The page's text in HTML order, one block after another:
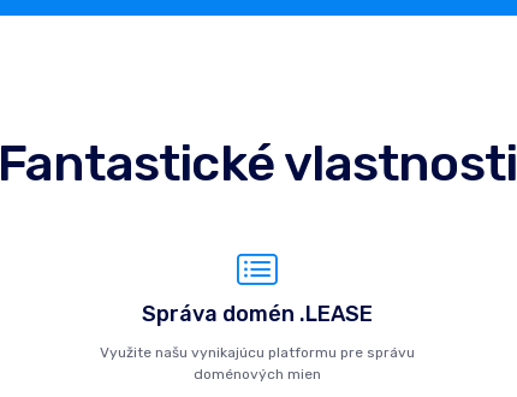
Fantastické vlastnosti
Správa domén .LEASE
Využite našu vynikajúcu platformu pre správu
doménových mien